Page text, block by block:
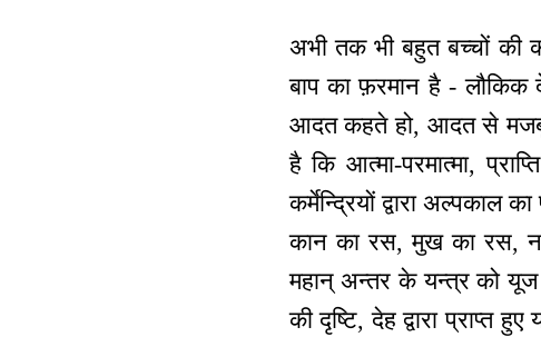
अभी तक भी बहुत बच्चों की
बाप का फ़रमान है - लौकिक
आदत कहते हो, आदत से
है कि आत्मा-परमात्मा,
कर्मेन्द्रियों द्वारा
कान का रस, मुख का रस,
महान् अन्तर के यन्‍त्र को
की दृष्टि, देह द्वारा